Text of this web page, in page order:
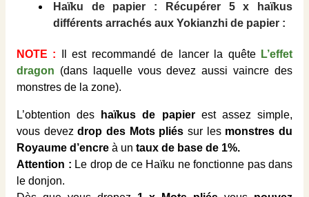
Haïku de papier : Récupérer 5 x haïkus
différents arrachés aux Yokianzhi de papier :
NOTE : Il est recommandé de lancer la quête L’effet
dragon (dans laquelle vous devez aussi vaincre des
monstres de la zone).
L’obtention des haïkus de papierest assez simple,
vous devezdrop des Mots pliés sur les monstres du
Royaume d’encre à un taux de base de 1%.
Attention : Le drop de ce Haïku ne fonctionne pas dans
le donjon.